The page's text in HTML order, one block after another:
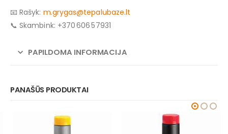
📧 Rašyk: m.grygas@tepalubaze.lt
📞 Skambink: +370 606 57931
PAPILDOMA INFORMACIJA
PANAŠŪS PRODUKTAI